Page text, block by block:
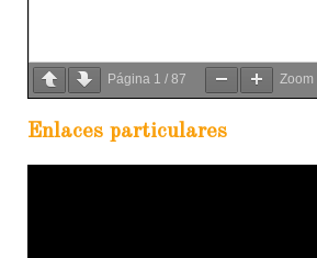
Página 1 / 87 Zoom
Enlaces particulares